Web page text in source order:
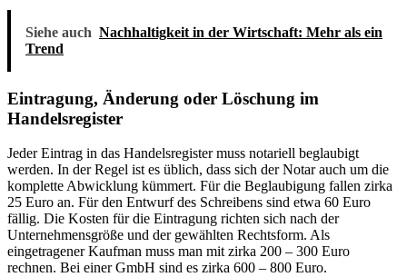
Siehe auch Nachhaltigkeit in der Wirtschaft: Mehr als ein
Trend
Eintragung, Änderung oder Löschung im
Handelsregister
Jeder Eintrag in das Handelsregister muss notariell beglaubigt
werden. In der Regel ist es üblich, dass sich der Notar auch um die
komplette Abwicklung kümmert. Für die Beglaubigung fallen zirka
25 Euro an. Für den Entwurf des Schreibens sind etwa 60 Euro
fällig. Die Kosten für die Eintragung richten sich nach der
Unternehmensgröße und der gewählten Rechtsform. Als
eingetragener Kaufman muss man mit zirka 200 – 300 Euro
rechnen. Bei einer GmbH sind es zirka 600 – 800 Euro.